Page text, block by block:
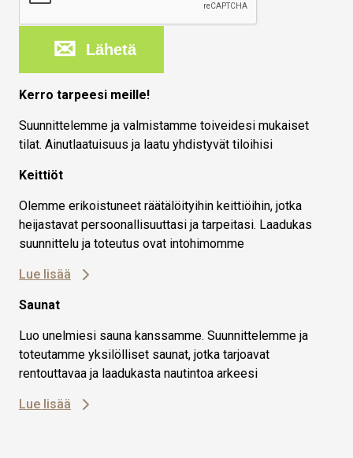
Lähetä
Kerro tarpeesi meille!
Suunnittelemme ja valmistamme toiveidesi mukaiset
tilat. Ainutlaatuisuus ja laatu yhdistyvät tiloihisi
Keittiöt
Olemme erikoistuneet räätälöityihin keittiöihin, jotka
heijastavat persoonallisuuttasi ja tarpeitasi. Laadukas
suunnittelu ja toteutus ovat intohimomme
Lue lisää
Saunat
Luo unelmiesi sauna kanssamme. Suunnittelemme ja
toteutamme yksilölliset saunat, jotka tarjoavat
rentouttavaa ja laadukasta nautintoa arkeesi
Lue lisää